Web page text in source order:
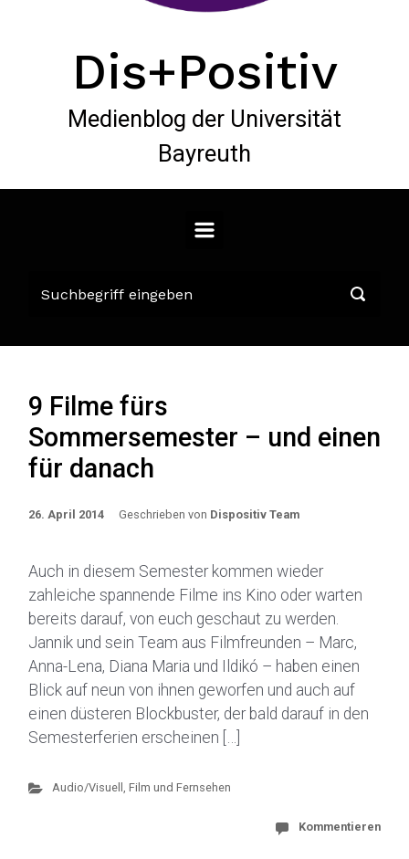
Dis+Positiv
Medienblog der Universität
Bayreuth
9 Filme fürs
Sommersemester – und einen
für danach
26. April 2014 Geschrieben von Dispositiv Team
Auch in diesem Semester kommen wieder
zahleiche spannende Filme ins Kino oder warten
bereits darauf, von euch geschaut zu werden.
Jannik und sein Team aus Filmfreunden – Marc,
Anna-Lena, Diana Maria und Ildikó – haben einen
Blick auf neun von ihnen geworfen und auch auf
einen düsteren Blockbuster, der bald darauf in den
Semesterferien erscheinen […]
Audio/Visuell , Film und Fernsehen
Kommentieren